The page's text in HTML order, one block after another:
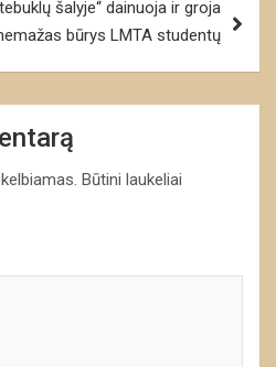
šalyje“ dainuoja ir groja
būrys LMTA studentų
Būtini laukeliai